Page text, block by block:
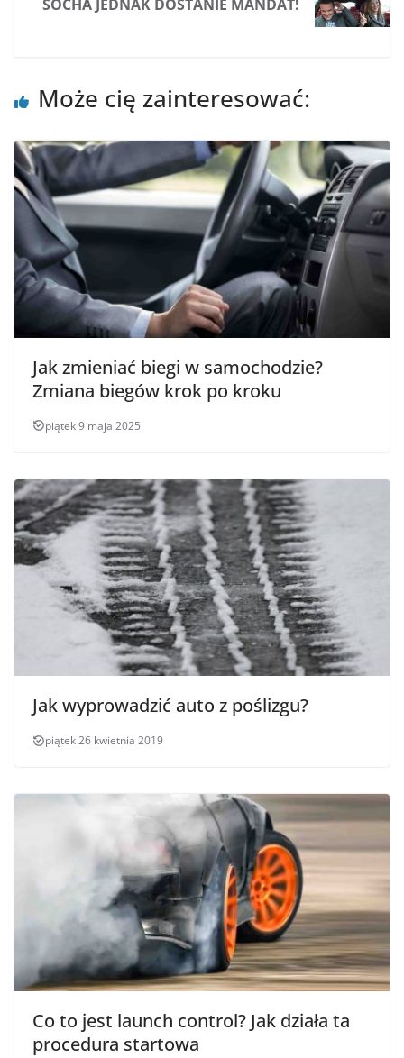
SOCHA JEDNAK DOSTANIE MANDAT!
Może cię zainteresować:
Jak zmieniać biegi w samochodzie?
Zmiana biegów krok po kroku
piątek 9 maja 2025
Jak wyprowadzić auto z poślizgu?
piątek 26 kwietnia 2019
Co to jest launch control? Jak działa ta
procedura startowa